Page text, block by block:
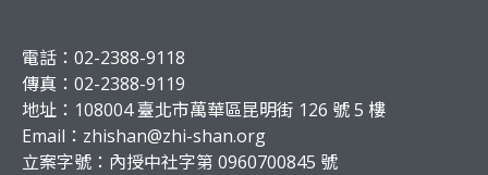
電話：02-2388-9118
傳真：02-2388-9119
地址：108004 臺北市萬華區昆明街 126 號 5 樓
Email： zhishan@zhi-shan.org
立案字號：內授中社字第 0960700845 號